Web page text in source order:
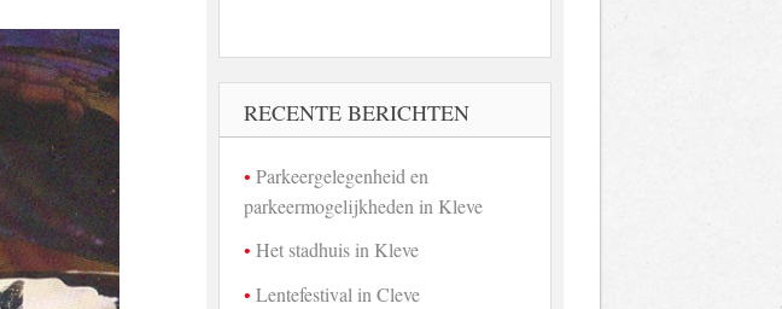
RECENTE BERICHTEN
Parkeergelegenheid en
parkeermogelijkheden in Kleve
Het stadhuis in Kleve
Lentefestival in Cleve